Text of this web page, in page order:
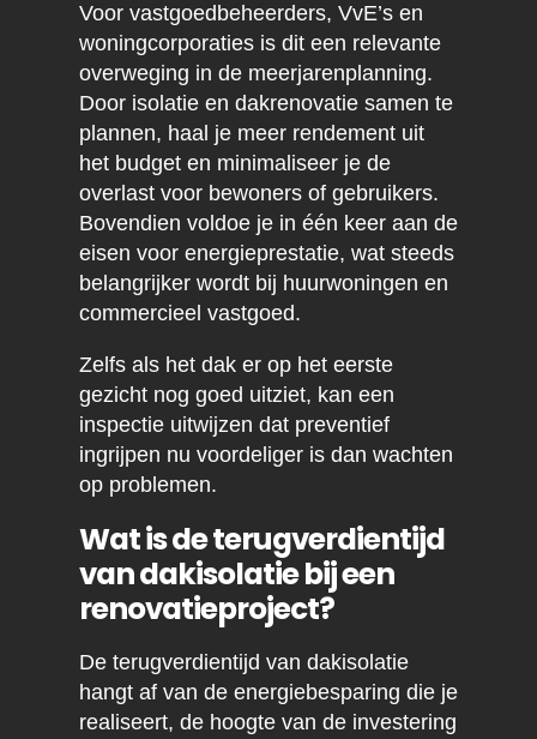
Voor vastgoedbeheerders, VvE’s en
woningcorporaties is dit een relevante
overweging in de meerjarenplanning.
Door isolatie en dakrenovatie samen te
plannen, haal je meer rendement uit
het budget en minimaliseer je de
overlast voor bewoners of gebruikers.
Bovendien voldoe je in één keer aan de
eisen voor energieprestatie, wat steeds
belangrijker wordt bij huurwoningen en
commercieel vastgoed.
Zelfs als het dak er op het eerste
gezicht nog goed uitziet, kan een
inspectie uitwijzen dat preventief
ingrijpen nu voordeliger is dan wachten
op problemen.
Wat is de terugverdientijd
van dakisolatie bij een
renovatieproject?
De terugverdientijd van dakisolatie
hangt af van de energiebesparing die je
realiseert, de hoogte van de investering